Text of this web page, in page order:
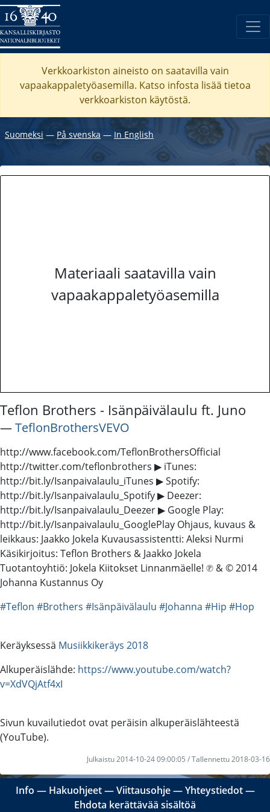
Verkkoarkiston aineisto on saatavilla vain
vapaakappaletyöasemilla. Katso infosta lisää tietoa
verkkoarkiston käytöstä.
Suomeksi ― På svenska ― In English
Materiaali saatavilla vain
vapaakappaletyöasemilla
Teflon Brothers - Isänpäivälaulu ft. Juno
―TeflonBrothersVEVO
http://www.facebook.com/TeflonBrothersOfficial
http://twitter.com/teflonbrothers ▶ iTunes:
http://bit.ly/Isanpaivalaulu_iTunes ▶ Spotify:
http://bit.ly/Isanpaivalaulu_Spotify ▶ Deezer:
http://bit.ly/Isanpaivalaulu_Deezer ▶ Google Play:
http://bit.ly/Isanpaivalaulu_GooglePlay Ohjaus, kuvaus &
leikkaus: Jaakko Jokela Kuvausassistentti: Aleksi Nurmi
Käsikirjoitus: Teflon Brothers & Jaakko Jokela
Tuotantoyhtiö: Jokela Kiitokset Linnanmäelle! ℗ & © 2014
Johanna Kustannus Oy
#Teflon #Brothers #Isänpäivälaulu #Johanna #Hip #Hop
Keräyksessä Musiikkikeräys 2018
Alkuperäislähde: https://www.youtube.com/watch?
v=XdVQjAtf4xI
Sivun kuvailutiedot ovat peräisin alkuperäislähteestä
(YouTube).
Julkaistu 2014-10-24 09:00:05 / Tallennettu 2018-03-16
Info ― Hakuohjeet―Viittausohje―Yhteystiedot―
Ehdota kerättävää sisältöä